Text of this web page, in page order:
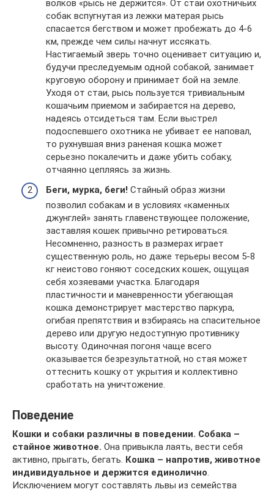
волков «рысь не держится». От стаи охотничьих
собак вспугнутая из лежки матерая рысь
спасается бегством и может пробежать до 4-6
км, прежде чем силы начнут иссякать.
Настигаемый зверь точно оценивает ситуацию и,
будучи преследуемым одной собакой, занимает
круговую оборону и принимает бой на земле.
Уходя от стаи, рысь пользуется тривиальным
кошачьим приемом и забирается на дерево,
надеясь отсидеться там. Если выстрел
подоспевшего охотника не убивает ее наповал,
то рухнувшая вниз раненая кошка может
серьезно покалечить и даже убить собаку,
отчаянно цепляясь за жизнь.
Беги, мурка, беги! Стайный образ жизни
позволил собакам и в условиях «каменных
джунглей» занять главенствующее положение,
заставляя кошек привычно ретироваться.
Несомненно, разность в размерах играет
существенную роль, но даже терьеры весом 5-8
кг неистово гоняют соседских кошек, ощущая
себя хозяевами участка. Благодаря
пластичности и маневренности убегающая
кошка демонстрирует мастерство паркура,
огибая препятствия и взбираясь на спасительное
дерево или другую недоступную противнику
высоту. Одиночная погоня чаще всего
оказывается безрезультатной, но стая может
оттеснить кошку от укрытия и коллективно
сработать на уничтожение.
Поведение
Кошки и собаки различны в поведении. Собака –
стайное животное. Она привыкла лаять, вести себя
активно, прыгать, бегать. Кошка – напротив, животное
индивидуальное и держится единолично.
Исключением могут составлять львы из семейства